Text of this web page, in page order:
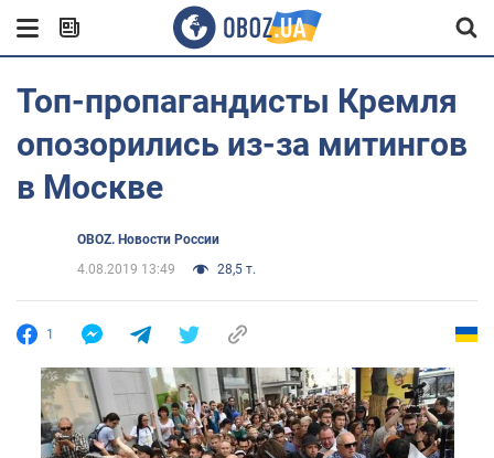
Топ-пропагандисты Кремля
опозорились из-за митингов
в Москве
OBOZ. Новости России
4.08.2019 13:49
28,5 т.
1